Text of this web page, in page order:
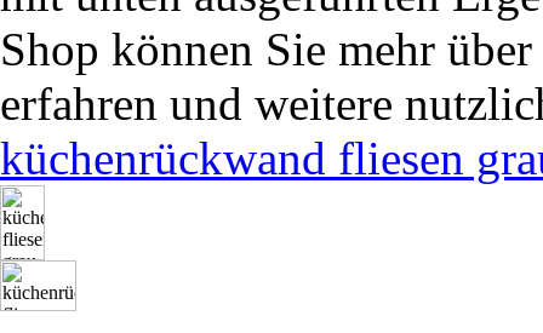
Shop können Sie mehr über
erfahren und weitere
küchenrückwand fliesen